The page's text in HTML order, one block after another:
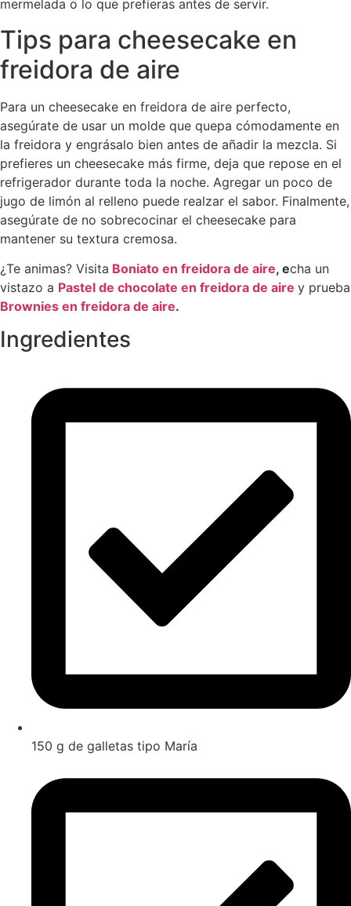
mermelada o lo que prefieras antes de servir.
Tips para cheesecake en
freidora de aire
Para un cheesecake en freidora de aire perfecto,
asegúrate de usar un molde que quepa cómodamente en
la freidora y engrásalo bien antes de añadir la mezcla. Si
prefieres un cheesecake más firme, deja que repose en el
refrigerador durante toda la noche. Agregar un poco de
jugo de limón al relleno puede realzar el sabor. Finalmente,
asegúrate de no sobrecocinar el cheesecake para
mantener su textura cremosa.
¿Te animas? Visita Boniato en freidora de aire, echa un
vistazo a Pastel de chocolate en freidora de aire y prueba
Brownies en freidora de aire.
Ingredientes
150 g de galletas tipo María